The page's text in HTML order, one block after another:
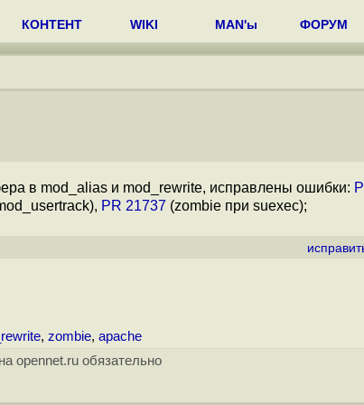
КОНТЕНТ WIKI MAN'ы ФОРУМ
в mod_alias и mod_rewrite, исправлены ошибки:
PR 21737 (zombie при suexec);
, zombie, apache
opennet.ru обязательно